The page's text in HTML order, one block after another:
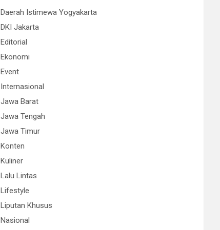
Daerah Istimewa Yogyakarta
DKI Jakarta
Editorial
Ekonomi
Event
Internasional
Jawa Barat
Jawa Tengah
Jawa Timur
Konten
Kuliner
Lalu Lintas
Lifestyle
Liputan Khusus
Nasional